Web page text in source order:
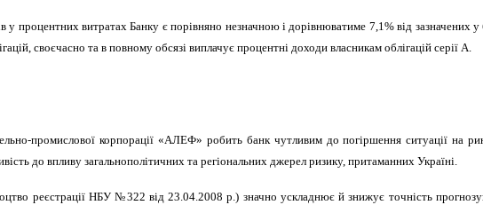
у процентних витратах Банку є порівняно незначною і дорівнюватиме 7,1% від зазначених
своєчасно та в повному обсязі виплачує процентні доходи власникам облігацій серії А.
промислової корпорації «АЛЕФ» робить банк чутливим до погіршення ситуації на
до впливу загальнополітичних та регіональних джерел ризику, притаманних Україні.
реєстрації НБУ №322 від 23.04.2008 р.) значно ускладнює й знижує точність